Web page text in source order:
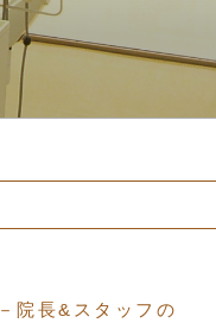
－院長&スタッフの